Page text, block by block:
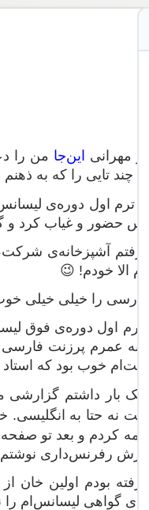
مهرانی این‌جا من را
چند تایی را که به
۱ – ترم اول دوره‌ی
حضور و غیاب کرد و
۲- رفتم آشپزخانه‌ی
الا خودم! 😉
۴- ترم اول دوره‌ی فوق
به عمرم پرزنت فارسی
خوب بود که
۵- یک بار داشتم
نه حتا به انگلیسی.
کردم و بعد تو
رفرنس‌داری
۶- رفته بودم اولین
گواهی لیسانس‌ام را